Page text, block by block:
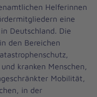
Helferinnen
eine
Deutschland. Die
den Bereichen
kranken Menschen,
Mobilität,
in der